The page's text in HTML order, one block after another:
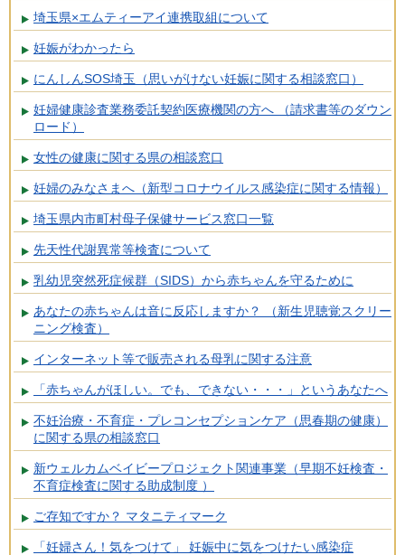
埼玉県×エムティーアイ連携取組について
妊娠がわかったら
にんしんSOS埼玉（思いがけない妊娠に関する相談窓口）
妊婦健康診査業務委託契約医療機関の方へ （請求書等のダウン
ロード）
女性の健康に関する県の相談窓口
妊婦のみなさまへ（新型コロナウイルス感染症に関する情報）
埼玉県内市町村母子保健サービス窓口一覧
先天性代謝異常等検査について
乳幼児突然死症候群（SIDS）から赤ちゃんを守るために
あなたの赤ちゃんは音に反応しますか？ （新生児聴覚スクリー
ニング検査）
インターネット等で販売される母乳に関する注意
「赤ちゃんがほしい。でも、できない・・・」というあなたへ
不妊治療・不育症・プレコンセプションケア（思春期の健康）
に関する県の相談窓口
新ウェルカムベイビープロジェクト関連事業（早期不妊検査・
不育症検査に関する助成制度 ）
ご存知ですか？ マタニティマーク
「妊婦さん！気をつけて」 妊娠中に気をつけたい感染症